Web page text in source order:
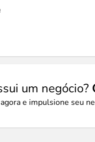
um negócio?
e impulsione seu